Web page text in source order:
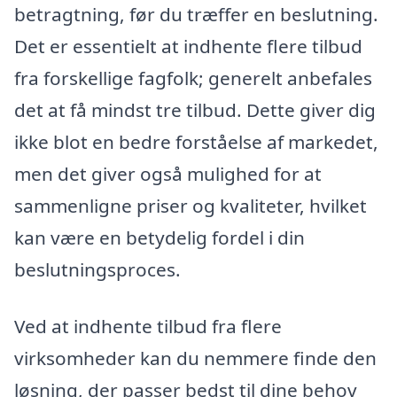
betragtning, før du træffer en beslutning.
Det er essentielt at indhente flere tilbud
fra forskellige fagfolk; generelt anbefales
det at få mindst tre tilbud. Dette giver dig
ikke blot en bedre forståelse af markedet,
men det giver også mulighed for at
sammenligne priser og kvaliteter, hvilket
kan være en betydelig fordel i din
beslutningsproces.
Ved at indhente tilbud fra flere
virksomheder kan du nemmere finde den
løsning, der passer bedst til dine behov